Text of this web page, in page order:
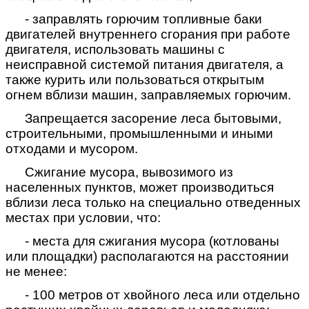
- заправлять горючим топливные баки
двигателей внутреннего сгорания при работе
двигателя, использовать машины с
неисправной системой питания двигателя, а
также курить или пользоваться открытым
огнем вблизи машин, заправляемых горючим.
Запрещается засорение леса бытовыми,
строительными, промышленными и иными
отходами и мусором.
Сжигание мусора, вывозимого из
населенных пунктов, может производиться
вблизи леса только на специально отведенных
местах при условии, что:
- места для сжигания мусора (котлованы
или площадки) располагаются на расстоянии
не менее:
- 100 метров от хвойного леса или отдельно